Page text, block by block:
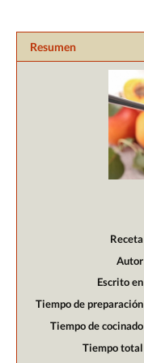
Resumen
Receta
Autor
Escrito en
Tiempo de preparación
Tiempo de cocinado
Tiempo total